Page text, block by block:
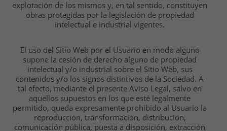
explotación de los mismos y, en tal sentido, constituyen
obras protegidas por la legislación de propiedad
intelectual e industrial vigentes.
El uso del Sitio Web por el Usuario en modo alguno
supone la cesión de derecho alguno de propiedad
intelectual y/o industrial sobre el Sitio Web, sus
contenidos y/o los signos distintivos de la Sociedad. A
tal efecto, mediante el presente Aviso Legal, salvo en
aquellos supuestos en los que esté legalmente
permitido, queda expresamente prohibido al Usuario la
reproducción, transformación, distribución,
comunicación pública, puesta a disposición, extracción